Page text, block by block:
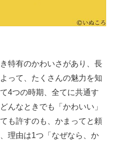
特有のかわいさがあり、長
って、たくさんの魅力を知
4つの時期、全てに共通す
んなときでも「かわいい」
も許すのも、かまってと頼
理由は1つ「なぜなら、か